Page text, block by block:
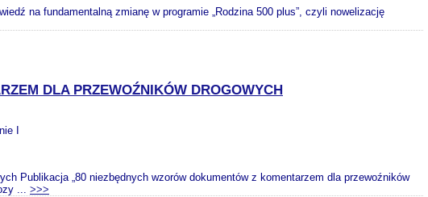
na fundamentalną zmianę w programie „Rodzina 500 plus”, czyli nowelizację
DLA PRZEWOŹNIKÓW DROGOWYCH
I
Publikacja „80 niezbędnych wzorów dokumentów z komentarzem dla przewoźników
... >>>